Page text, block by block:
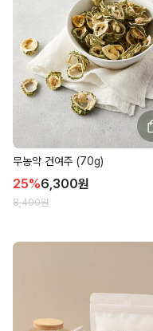
무농약 건여주 (70g)
25%6,300원
8,400원